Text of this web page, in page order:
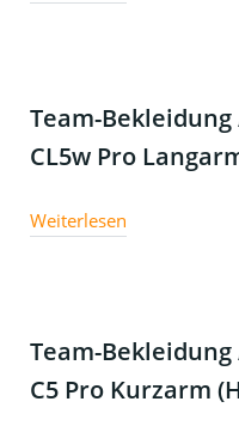
Team-
CL5w Pro
Weiterlesen
Team-
C5 Pro Kurzarm